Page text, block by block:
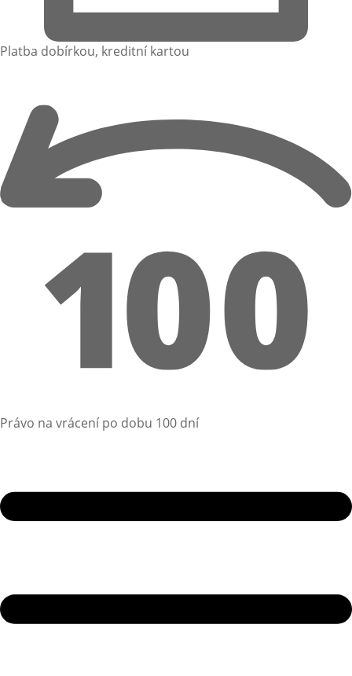
Platba dobírkou, kreditní kartou
Právo na vrácení po dobu 100 dní